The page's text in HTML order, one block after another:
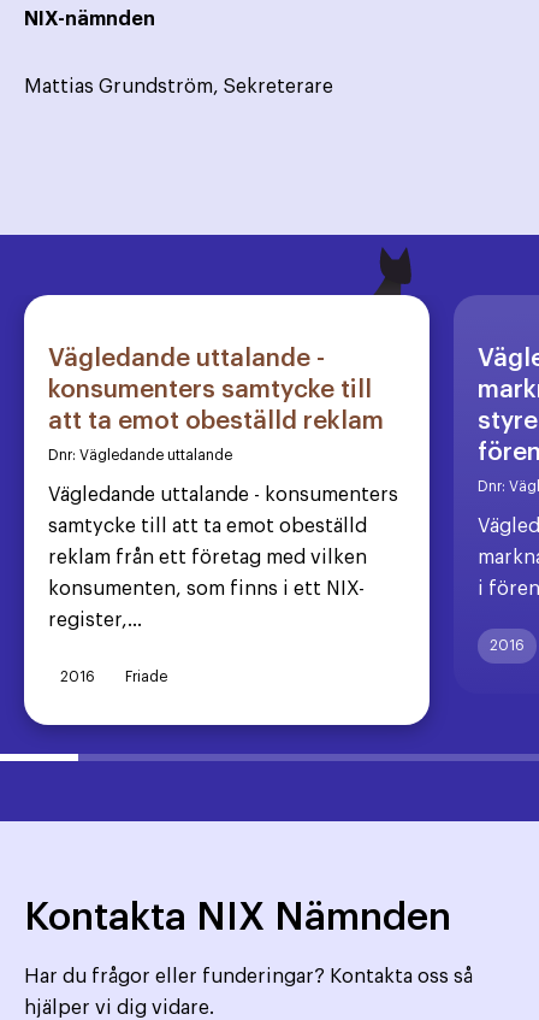
NIX-nämnden
Mattias Grundström, Sekreterare
Vägledande uttalande -
konsumenters samtycke till
att ta emot obeställd reklam
Dnr: Vägledande uttalande
Vägledande uttalande - konsumenters
samtycke till att ta emot obeställd
reklam från ett företag med vilken
konsumenten, som finns i ett NIX-
register,...
2016 Friade
Dnr:
i
2016
Kontakta NIX Nämnden
Har du frågor eller funderingar? Kontakta oss så
hjälper vi dig vidare.